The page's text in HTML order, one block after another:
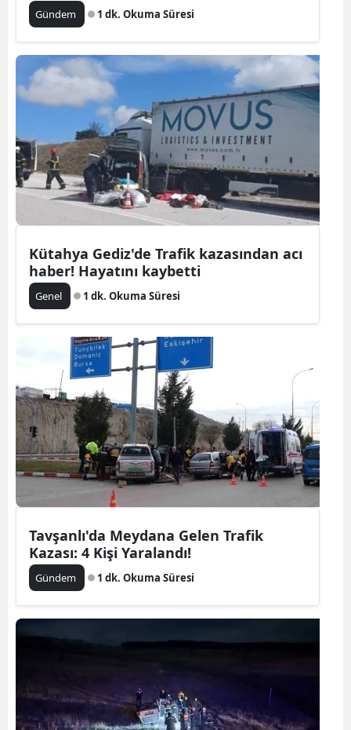
Gündem 1 dk. Okuma Süresi
Kütahya Gediz'de Trafik kazasından acı
haber! Hayatını kaybetti
Genel 1 dk. Okuma Süresi
Tavşanlı'da Meydana Gelen Trafik
Kazası: 4 Kişi Yaralandı!
Gündem 1 dk. Okuma Süresi